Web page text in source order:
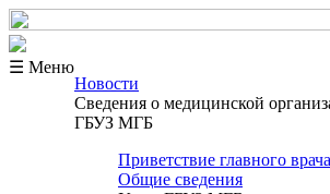
☰ Меню
Новости
Сведения о медицинской
ГБУЗ МГБ
Приветствие главного врача
Общие сведения